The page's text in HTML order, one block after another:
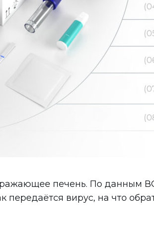
печень. По данным
передаётся вирус, на что